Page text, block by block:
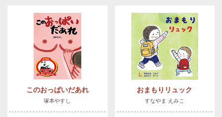
このおっぱいだあれ
塚本やすし
おまもりリュック
すなやま えみこ